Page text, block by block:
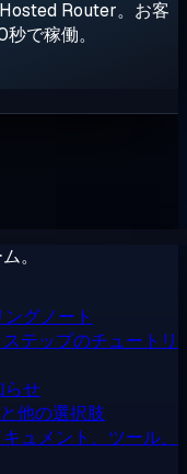
Router。お客
で稼働。
。
グノート
テップのチュートリ
らせ
他の選択肢
ュメント、ツール、